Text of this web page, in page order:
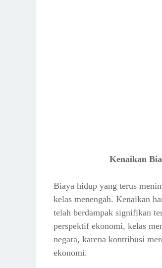
Dampak Inflasi terhadap
Kenaikan ini terutama
Faktor-faktor penyebab
Permintaan layanan
Dampak pada Keluarga
Kelas Menengah yang
Dampak dari Siklus Utang
Kelas Menengah yang
Data dan Fakta tentang
Faktor-faktor penyebab
Kenaikan
Biaya hidup yang terus
kelas menengah. Kenaikan
telah berdampak signifikan
perspektif ekonomi, kelas
negara, karena kontribusi
ekonomi.